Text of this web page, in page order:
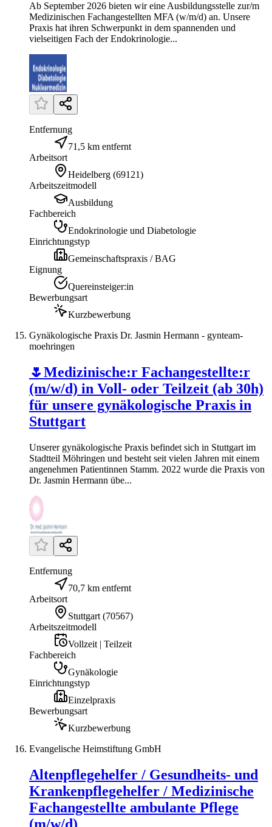
Ab September 2026 bieten wir eine Ausbildungsstelle zur/m
Medizinischen Fachangestellten MFA (w/m/d) an. Unsere
Praxis hat ihren Schwerpunkt in dem spannenden und
vielseitigen Fach der Endokrinologie...
Entfernung
71,5 km entfernt
Arbeitsort
Heidelberg (69121)
Arbeitszeitmodell
Ausbildung
Fachbereich
Endokrinologie und Diabetologie
Einrichtungstyp
Gemeinschaftspraxis / BAG
Eignung
Quereinsteiger:in
Bewerbungsart
Kurzbewerbung
Gynäkologische Praxis Dr. Jasmin Hermann - gynteam-
moehringen
🌷Medizinische:r Fachangestellte:r
(m/w/d) in Voll- oder Teilzeit (ab 30h)
für unsere gynäkologische Praxis in
Stuttgart
Unserer gynäkologische Praxis befindet sich in Stuttgart im
Stadtteil Möhringen und besteht seit vielen Jahren mit einem
angenehmen Patientinnen Stamm. 2022 wurde die Praxis von
Dr. Jasmin Hermann übe...
Entfernung
70,7 km entfernt
Arbeitsort
Stuttgart (70567)
Arbeitszeitmodell
Vollzeit | Teilzeit
Fachbereich
Gynäkologie
Einrichtungstyp
Einzelpraxis
Bewerbungsart
Kurzbewerbung
Evangelische Heimstiftung GmbH
Altenpflegehelfer / Gesundheits- und
Krankenpflegehelfer / Medizinische
Fachangestellte ambulante Pflege